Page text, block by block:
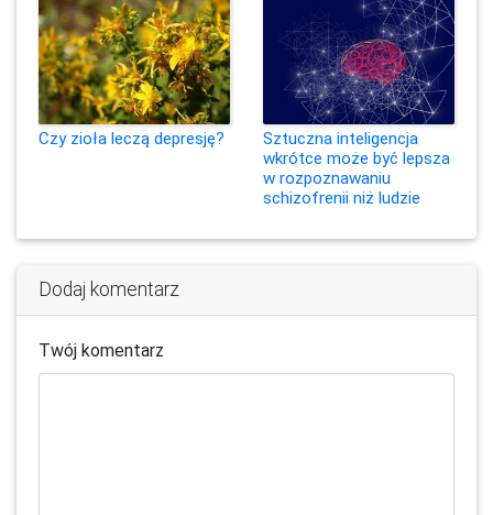
Czy zioła leczą depresję?
Sztuczna inteligencja
wkrótce może być lepsza
w rozpoznawaniu
schizofrenii niż ludzie
Dodaj komentarz
Twój komentarz